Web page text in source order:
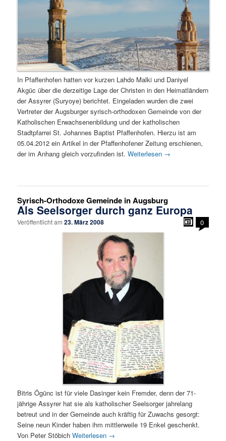
In Pfaffenhofen hatten vor kurzen Lahdo Malki und Daniyel
Akgüc über die derzeitige Lage der Christen in den Heimatländern
der Assyrer (Suryoye) berichtet. Eingeladen wurden die zwei
Vertreter der Augsburger syrisch-orthodoxen Gemeinde von der
Katholischen Erwachsenenbildung und der katholischen
Stadtpfarrei St. Johannes Baptist Pfaffenhofen. Hierzu ist am
05.04.2012 ein Artikel in der Pfaffenhofener Zeitung erschienen,
der im Anhang gleich vorzufinden ist.Weiterlesen →
Syrisch-Orthodoxe Gemeinde in Augsburg
Als Seelsorger durch ganz Europa
Veröffentlicht am23. März 2008 0
Bitris Ögünc ist für viele Dasinger kein Fremder, denn der 71-
jährige Assyrer hat sie als katholischer Seelsorger jahrelang
betreut und in der Gemeinde auch kräftig für Zuwachs gesorgt:
Seine neun Kinder haben ihm mittlerweile 19 Enkel geschenkt.
Von Peter StöbichWeiterlesen →